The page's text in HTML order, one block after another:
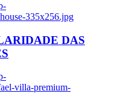
335x256.jpg
DAS
villa-premium-